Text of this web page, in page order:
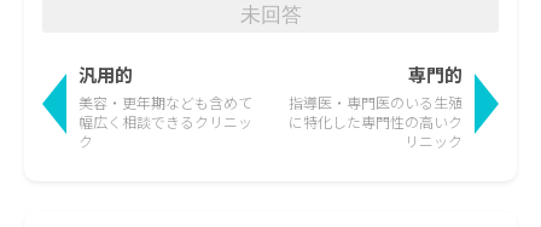
未回答
汎用的
美容・更年期なども含めて
幅広く相談できるクリニッ
ク
指導医・専門医のいる生殖
に特化した専門性の高いク
リニック
専門的